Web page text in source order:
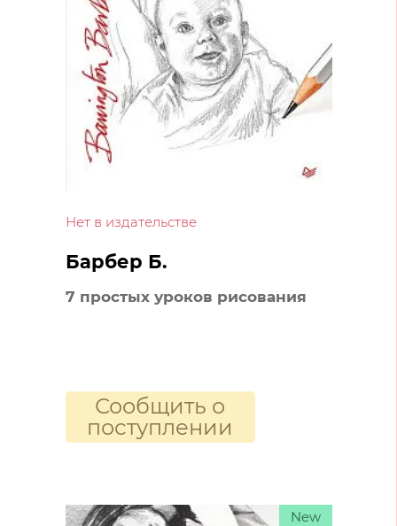
Нет в издательстве
Барбер Б.
7 простых уроков рисования
Сообщить о
поступлении
New